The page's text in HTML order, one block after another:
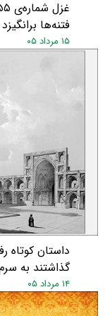
فتنه‌ها برانگیزد
۱۵ مرداد ۰۵
داستان کوتاه
گذاشتند به
۱۴ مرداد ۰۵